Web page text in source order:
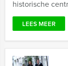
historische
LEES MEER